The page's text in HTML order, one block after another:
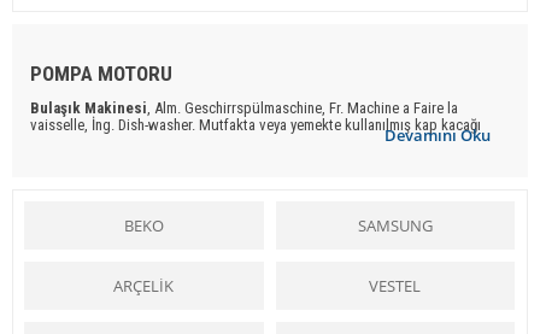
Devamını Oku
POMPA MOTORU
Bulaşık Makinesi , Alm. Geschirrspülmaschine, Fr. Machine a Faire la
vaisselle, İng. Dish-washer. Mutfakta veya yemekte kullanılmış kap kacağı
yıkamak için yapılmış bir makina. Lokanta ve yemekhaneler için yapılan
Makinanın dış yüzü ile içi arasındaki boşluk ses ve ısıya karşı izolasyonu
çalışırken kapı açıldığında bütün devreleri kesen bir mikroşalter
Bulaşık makinaları
için gerekli su, musluktan bir hortumla alınır. Kirli
BEKO SAMSUNG
ARÇELİK VESTEL